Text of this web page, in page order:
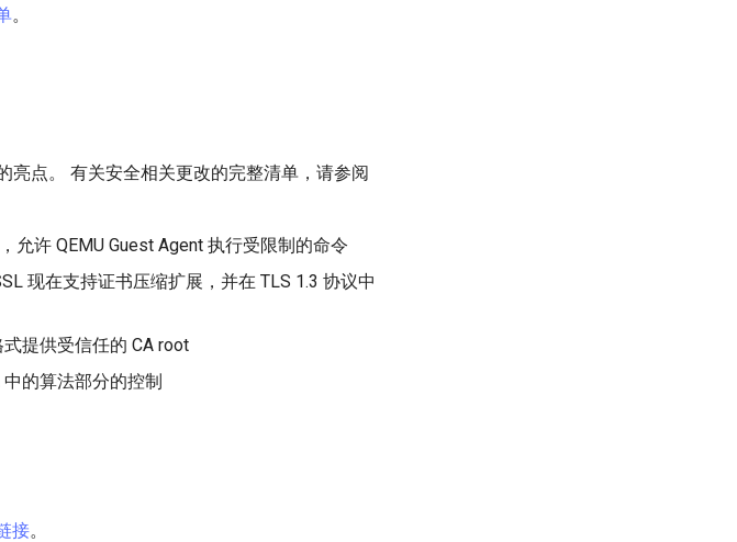
。
亮点。 有关安全相关更改的完整清单，请参阅
允许 QEMU Guest Agent 执行受限制的命令
现在支持证书压缩扩展，并在 TLS 1.3 协议中
提供受信任的 CA root
的算法部分的控制
接。